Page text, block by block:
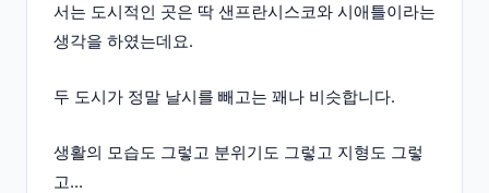
서는 도시적인 곳은 딱 샌프란시스코와 시애틀이라는
생각을 하였는데요.
두 도시가 정말 날시를 빼고는 꽤나 비슷합니다.
생활의 모습도 그렇고 분위기도 그렇고 지형도 그렇
고...